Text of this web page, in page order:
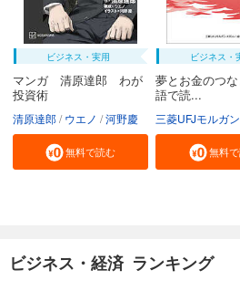
ビジネス・実用
マンガ 清原達郎 わが
投資術
清原達郎 ウエノ 河野慶
無料で読む
ビジネス・
夢とお金のつ
語で読...
無料
ビジネス・経済 ランキング